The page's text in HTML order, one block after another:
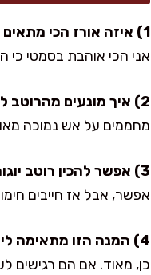
1) איזה אורז הכי מתאים לאורז מנסף?
אני הכי אוהבת בסמטי כי
2) איך מונעים מהרוטב להתפרק?
מחממים על אש נמוכה
3) אפשר להכין רוטב יוגורט בלי טחינה?
אפשר, אבל אז חייבים
4) המנה הזו מתאימה לילדים?
כן, מאוד. אם הם רגישים